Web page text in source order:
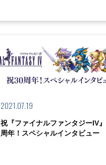
2021.07.19
祝『ファイナルファンタジーIV
周年！スペシャルインタビュー